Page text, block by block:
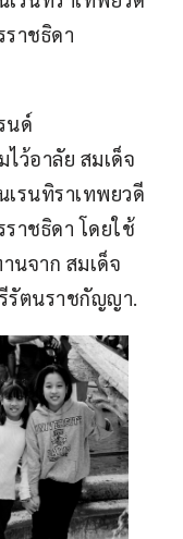
าชธิดา
นด์
ไว้อาลัย สมเด็จ
เรนทิราเทพยวดี
าชธิดา โดยใช้
นจาก สมเด็จ
รัตนราชกัญญา.